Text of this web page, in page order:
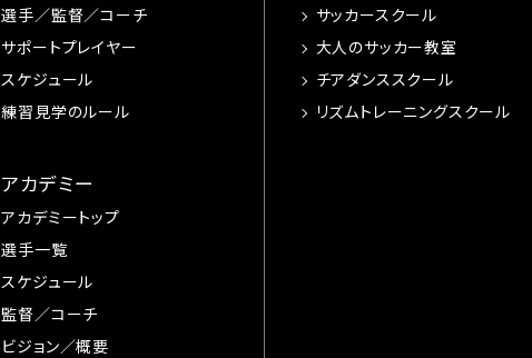
選手／監督／コーチ
サポートプレイヤー
スケジュール
練習見学のルール
アカデミー
アカデミートップ
選手一覧
スケジュール
監督／コーチ
ビジョン／概要
サッカースクール
大人のサッカー教室
チアダンススクール
リズムトレーニングスクール